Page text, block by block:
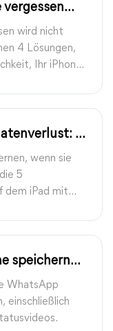
wird nicht
4 Lösungen,
Ihr iPhone
5
wenn sie
5
dem iPad mit
speichern
WhatsApp
einschließlich